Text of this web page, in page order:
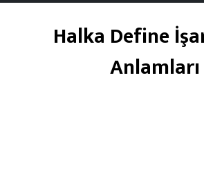
Halka Define
Anlamları